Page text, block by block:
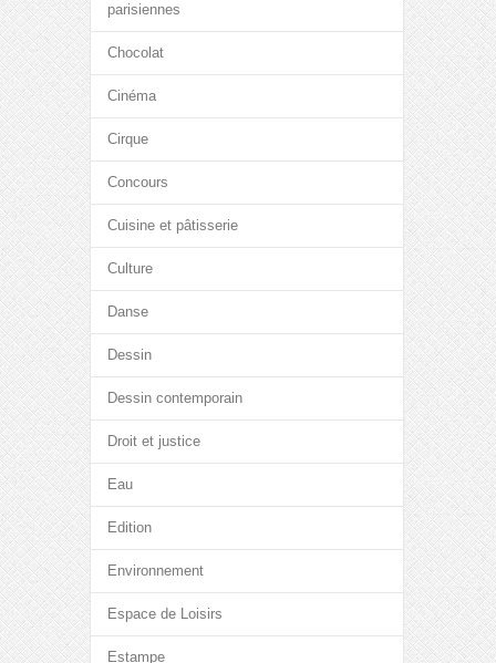
parisiennes
Chocolat
Cinéma
Cirque
Concours
Cuisine et pâtisserie
Culture
Danse
Dessin
Dessin contemporain
Droit et justice
Eau
Edition
Environnement
Espace de Loisirs
Estampe